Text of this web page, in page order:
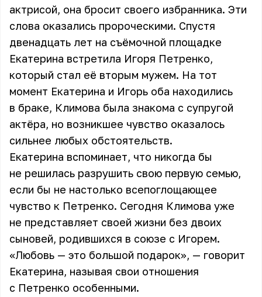
актрисой, она бросит своего избранника. Эти
слова оказались пророческими. Спустя
двенадцать лет на съёмочной площадке
Екатерина встретила Игоря Петренко,
который стал её вторым мужем. На тот
момент Екатерина и Игорь оба находились
в браке, Климова была знакома с супругой
актёра, но возникшее чувство оказалось
сильнее любых обстоятельств.
Екатерина вспоминает, что никогда бы
не решилась разрушить свою первую семью,
если бы не настолько всепоглощающее
чувство к Петренко. Сегодня Климова уже
не представляет своей жизни без двоих
сыновей, родившихся в союзе с Игорем.
«Любовь — это большой подарок», — говорит
Екатерина, называя свои отношения
с Петренко особенными.